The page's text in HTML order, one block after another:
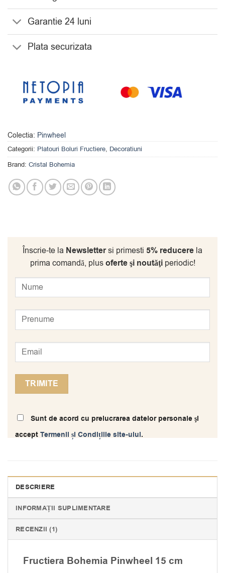
Garantie 24 luni
Plata securizata
Colectia: Pinwheel
Categorii: Platouri Boluri Fructiere, Decoratiuni
Brand: Cristal Bohemia
Înscrie-te la Newslettersi primesti 5% reducere la
prima comandă, plusoferte şi noutăţiperiodic!
Sunt de acord cu prelucrarea datelor personale şi
acceptTermenii și Condițiile site-ului.
DESCRIERE
INFORMAȚII SUPLIMENTARE
RECENZII (1)
Fructiera Bohemia Pinwheel 15 cm